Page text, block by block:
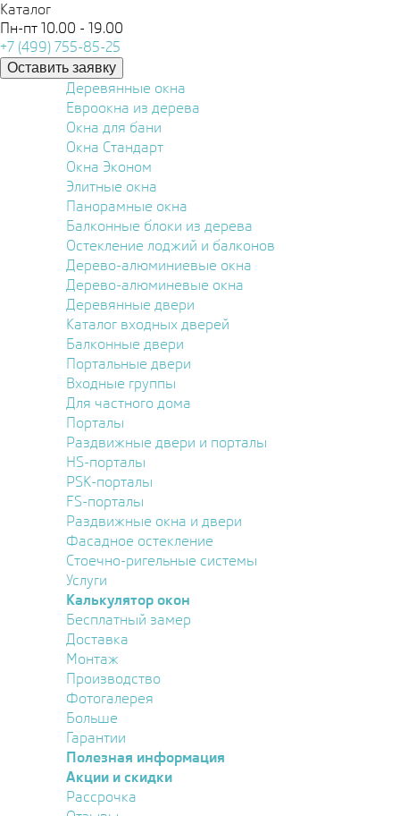
Каталог
Пн-пт 10.00 - 19.00
+7 (499) 755-85-25
Оставить заявку
Деревянные окна
Евроокна из дерева
Окна для бани
Окна Стандарт
Окна Эконом
Элитные окна
Панорамные окна
Балконные блоки из дерева
Остекление лоджий и балконов
Дерево-алюминиевые окна
Дерево-алюминевые окна
Деревянные двери
Каталог входных дверей
Балконные двери
Портальные двери
Входные группы
Для частного дома
Порталы
Раздвижные двери и порталы
HS-порталы
PSK-порталы
FS-порталы
Раздвижные окна и двери
Фасадное остекление
Стоечно-ригельные системы
Услуги
Калькулятор окон
Бесплатный замер
Доставка
Монтаж
Производство
Фотогалерея
Больше
Гарантии
Полезная информация
Акции и скидки
Рассрочка